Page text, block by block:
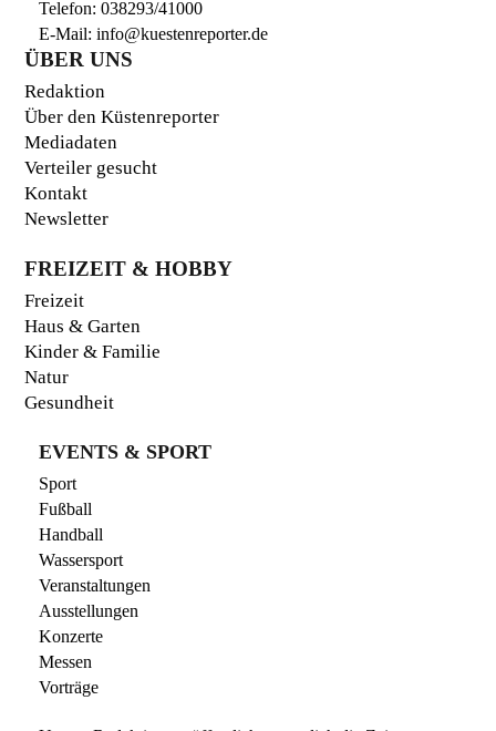
Telefon:038293/41000
E-Mail:info@kuestenreporter.de
ÜBER UNS
Redaktion
Über den Küstenreporter
Mediadaten
Verteiler gesucht
Kontakt
Newsletter
FREIZEIT & HOBBY
Freizeit
Haus & Garten
Kinder & Familie
Natur
Gesundheit
EVENTS & SPORT
Sport
Fußball
Handball
Wassersport
Veranstaltungen
Ausstellungen
Konzerte
Messen
Vorträge